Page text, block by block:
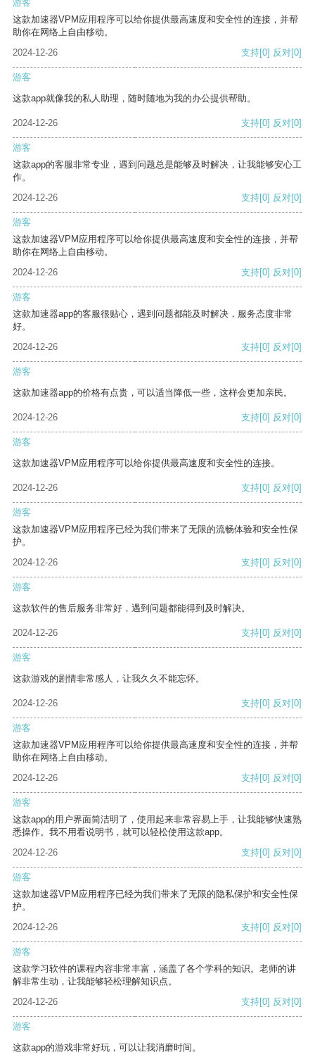
游客
这款加速器VPM应用程序可以给你提供最高速度和安全性的连接，并帮
助你在网络上自由移动。
2024-12-26
支持[0] 反对[0]
游客
这款app就像我的私人助理，随时随地为我的办公提供帮助。
2024-12-26 支持[0] 反对[0]
游客
这款app的客服非常专业，遇到问题总是能够及时解决，让我能够安心工
作。
2024-12-26
支持[0] 反对[0]
游客
这款加速器VPM应用程序可以给你提供最高速度和安全性的连接，并帮
助你在网络上自由移动。
2024-12-26
支持[0] 反对[0]
游客
这款加速器app的客服很贴心，遇到问题都能及时解决，服务态度非常
好。
2024-12-26
支持[0] 反对[0]
游客
这款加速器app的价格有点贵，可以适当降低一些，这样会更加亲民。
2024-12-26 支持[0] 反对[0]
游客
这款加速器VPM应用程序可以给你提供最高速度和安全性的连接。
2024-12-26 支持[0] 反对[0]
游客
这款加速器VPM应用程序已经为我们带来了无限的流畅体验和安全性保
护。
2024-12-26
支持[0] 反对[0]
游客
这款软件的售后服务非常好，遇到问题都能得到及时解决。
2024-12-26 支持[0] 反对[0]
游客
这款游戏的剧情非常感人，让我久久不能忘怀。
2024-12-26 支持[0] 反对[0]
游客
这款加速器VPM应用程序可以给你提供最高速度和安全性的连接，并帮
助你在网络上自由移动。
2024-12-26
支持[0] 反对[0]
游客
这款app的用户界面简洁明了，使用起来非常容易上手，让我能够快速熟
悉操作。我不用看说明书，就可以轻松使用这款app。
2024-12-26
支持[0] 反对[0]
游客
这款加速器VPM应用程序已经为我们带来了无限的隐私保护和安全性保
护。
2024-12-26
支持[0] 反对[0]
游客
这款学习软件的课程内容非常丰富，涵盖了各个学科的知识。老师的讲
解非常生动，让我能够轻松理解知识点。
2024-12-26
支持[0] 反对[0]
游客
这款app的游戏非常好玩，可以让我消磨时间。